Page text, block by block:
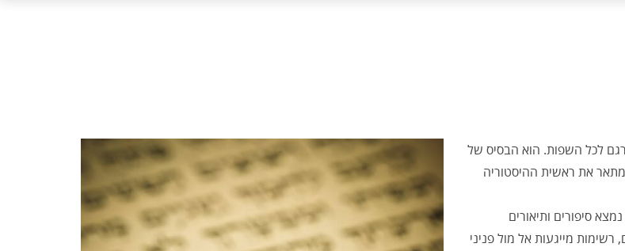
לכל השפות. הוא הבסיס של
את ראשית ההיסטוריה
סיפורים ותיאורים
רשימות מייגעות אל מול פניני